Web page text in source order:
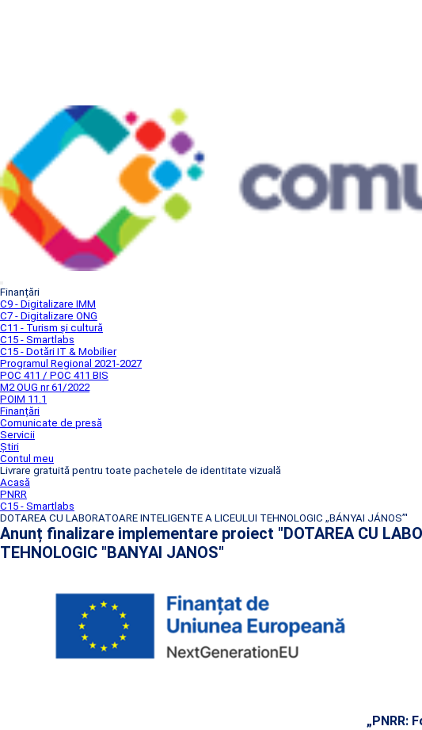
Finanțări
C9 - Digitalizare IMM
C7 - Digitalizare ONG
C11 - Turism și cultură
C15 - Smartlabs
C15 - Dotări IT & Mobilier
Programul Regional 2021-2027
POC 411 / POC 411 BIS
M2 OUG nr 61/2022
POIM 11.1
Finanțări
Comunicate de presă
Servicii
Știri
Contul meu
Livrare gratuită pentru toate pachetele de identitate vizuală
Acasă
PNRR
C15 - Smartlabs
DOTAREA CU LABORATOARE INTELIGENTE A LICEULUI TEHNOLOGIC „BÁNYAI JÁNOS”'
Anunț finalizare implementare proiect "DOTAREA CU
TEHNOLOGIC "BANYAI JANOS"
„PNRR: